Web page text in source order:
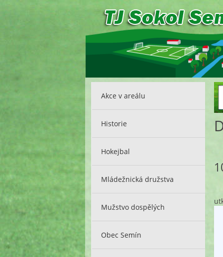
Akce v areálu
Historie
Hokejbal
Mládežnická družstva
Mužstvo dospělých
Obec Semín